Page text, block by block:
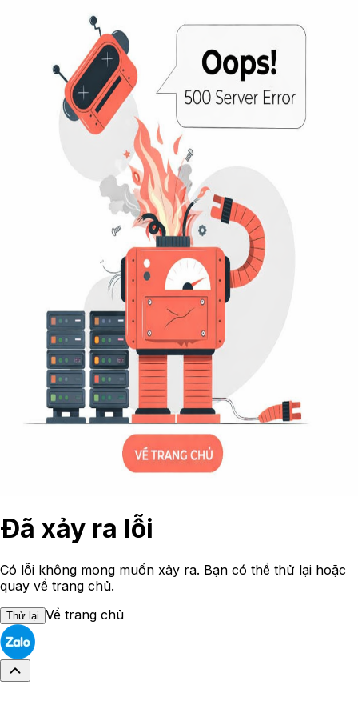
Đã xảy ra lỗi
Có lỗi không mong muốn xảy ra. Bạn có thể thử lại hoặc
quay về trang chủ.
Thử lại Về trang chủ